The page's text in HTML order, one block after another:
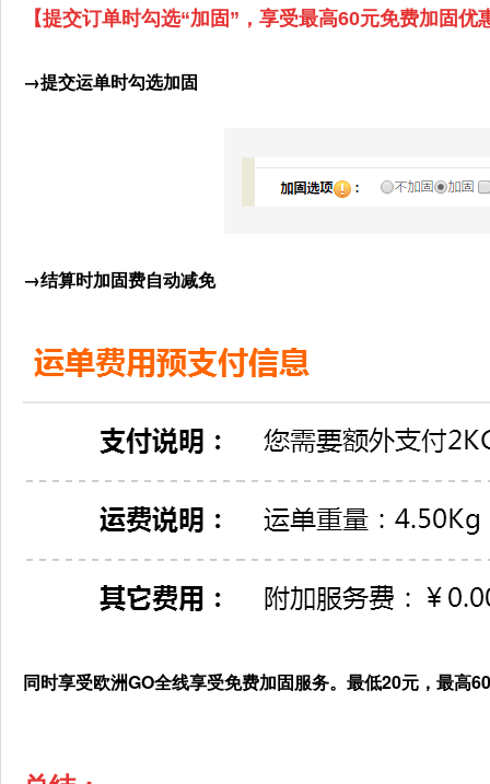
【提交订单时勾选“加固”，享受最高60元免费加固优
→提交运单时勾选加固
→结算时加固费自动减免
同时享受欧洲GO全线享受免费加固服务。最低20元，最高